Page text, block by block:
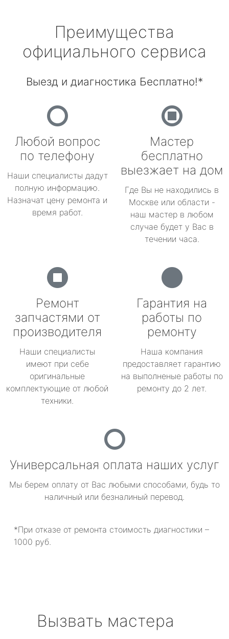
Преимущества
официального сервиса
Выезд и диагностика Бесплатно!*
Любой вопрос
по телефону
Наши специалисты дадут
полную информацию.
Назначат цену ремонта и
время работ.
Мастер
бесплатно
выезжает на дом
Где Вы не находились в
Москве или области -
наш мастер в любом
случае будет у Вас в
течении часа.
Ремонт
запчастями от
производителя
Наши специалисты
имеют при себе
оригинальные
комплектующие от любой
техники.
Гарантия на
работы по
ремонту
Наша компания
предоставляет гарантию
на выполненые работы по
ремонту до 2 лет.
Универсальная оплата наших услуг
Мы берем оплату от Вас любыми способами, будь то
наличный или безналиный перевод.
*При отказе от ремонта стоимость диагностики –
1000 руб.
Вызвать мастера